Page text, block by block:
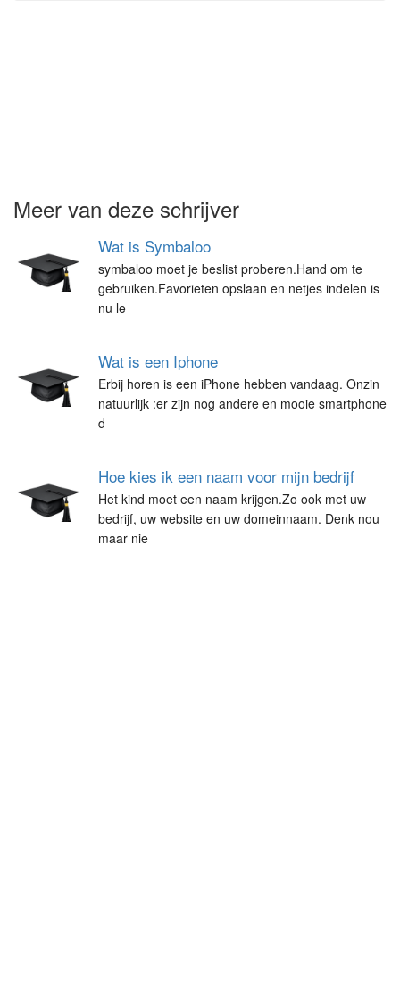
Meer van deze schrijver
Wat is Symbaloo
symbaloo moet je beslist proberen.Hand om te
gebruiken.Favorieten opslaan en netjes indelen is
nu le
Wat is een Iphone
Erbij horen is een iPhone hebben vandaag. Onzin
natuurlijk :er zijn nog andere en mooie smartphone
d
Hoe kies ik een naam voor mijn bedrijf
Het kind moet een naam krijgen.Zo ook met uw
bedrijf, uw website en uw domeinnaam. Denk nou
maar nie